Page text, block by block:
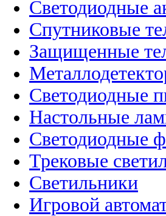
Светодиодные
Спутниковые
Защищенные
Светодиодные
Настольные
Светодиодные
Трековые
Светильники
Игровой